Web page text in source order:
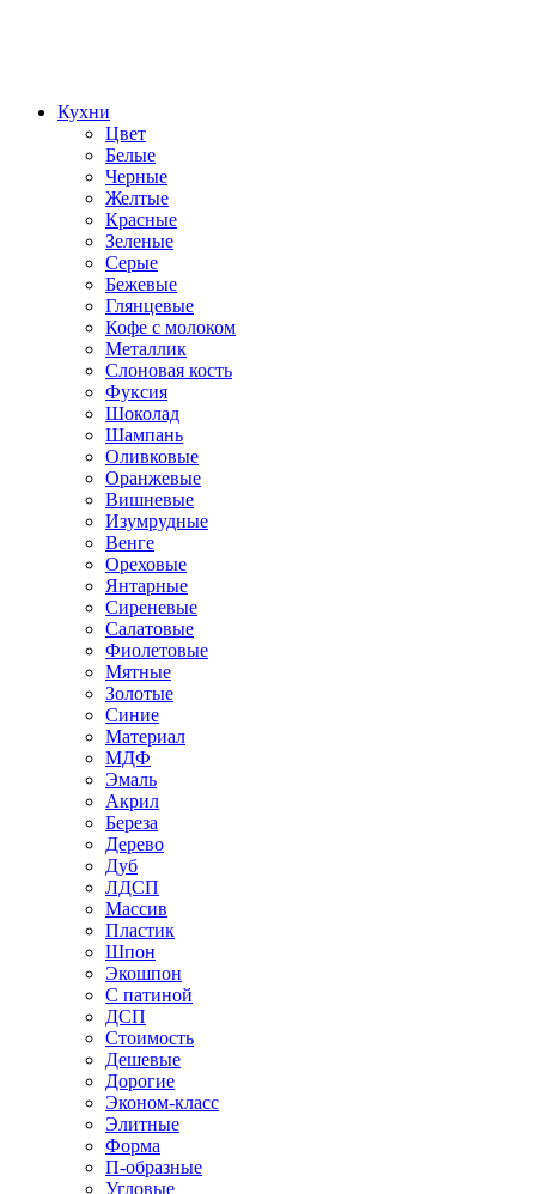
Кухни
Цвет
Белые
Черные
Желтые
Красные
Зеленые
Серые
Бежевые
Глянцевые
Кофе с молоком
Металлик
Слоновая кость
Фуксия
Шоколад
Шампань
Оливковые
Оранжевые
Вишневые
Изумрудные
Венге
Ореховые
Янтарные
Сиреневые
Салатовые
Фиолетовые
Мятные
Золотые
Синие
Материал
МДФ
Эмаль
Акрил
Береза
Дерево
Дуб
ЛДСП
Массив
Пластик
Шпон
Экошпон
С патиной
ДСП
Стоимость
Дешевые
Дорогие
Эконом-класс
Элитные
Форма
П-образные
Угловые